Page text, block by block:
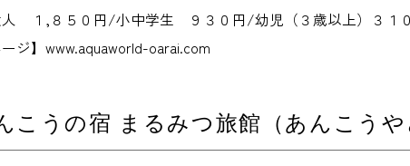
人 １,８５０円/小中学生 ９３０円/幼児（３歳以上）３１
ージ】www.aquaworld-oarai.com
こうの宿 まるみつ旅館（あんこうや